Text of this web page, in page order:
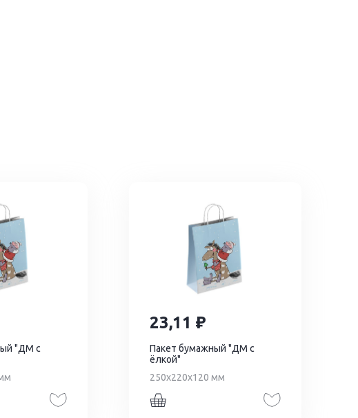
"ДМ с
23,11
Пакет бумажный "ДМ с
ёлкой"
250х220х120 мм